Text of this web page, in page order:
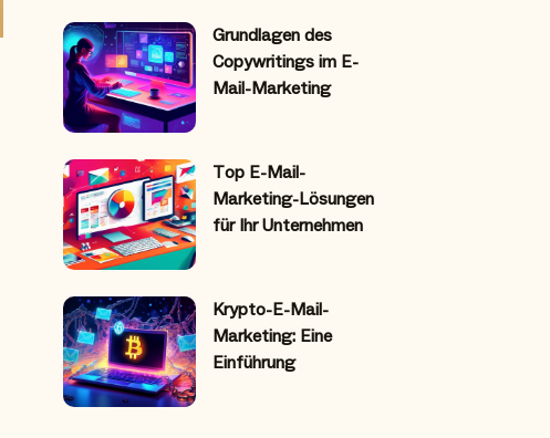
Grundlagen des
Copywritings im E-
Mail-Marketing
Top E-Mail-
Marketing-Lösungen
für Ihr Unternehmen
Krypto-E-Mail-
Marketing: Eine
Einführung